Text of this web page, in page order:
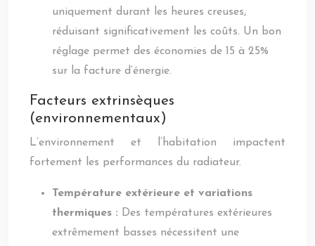
uniquement durant les heures creuses,
réduisant significativement les coûts. Un bon
réglage permet des économies de 15 à 25%
sur la facture d’énergie.
Facteurs extrinsèques
(environnementaux)
L’environnement et l’habitation impactent
fortement les performances du radiateur.
Température extérieure et variations
thermiques : Des températures extérieures
extrêmement basses nécessitent une